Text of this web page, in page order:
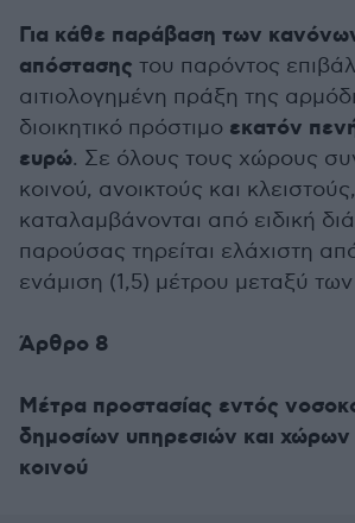
Για κάθε παράβαση των
απόστασης του παρόντος
αιτιολογημένη πράξη της
διοικητικό πρόστιμο εκατόν
ευρώ. Σε όλους τους χώρους
κοινού, ανοικτούς και
καταλαμβάνονται από ειδική
παρούσας τηρείται ελάχιστη
ενάμιση (1,5) μέτρου μεταξύ
Άρθρο 8
Μέτρα προστασίας εντός
δημοσίων υπηρεσιών και
κοινού